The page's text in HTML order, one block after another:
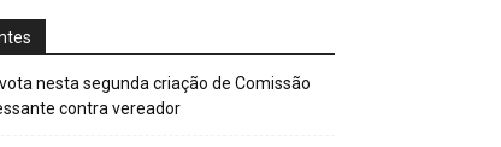
nesta segunda criação de Comissão
contra vereador